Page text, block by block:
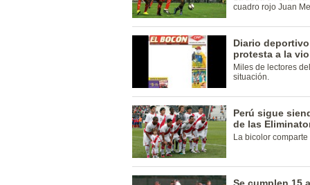
cuadro rojo Juan
Diario
protesta a la
Miles de lectores
situación.
Perú sigue
de las
La bicolor